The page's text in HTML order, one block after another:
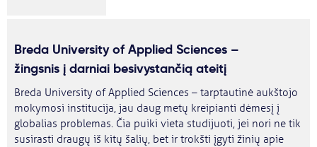
Breda University of Applied Sciences –
žingsnis į darniai besivystančią ateitį
Breda University of Applied Sciences – tarptautinė aukštojo
mokymosi institucija, jau daug metų kreipianti dėmesį į
globalias problemas. Čia puiki vieta studijuoti, jei nori ne tik
susirasti draugų iš kitų šalių, bet ir trokšti įgyti žinių apie